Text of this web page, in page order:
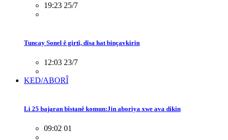
19:23 25/7
Tuncay Sonel ê girtî, dîsa hat binçavkirin
12:03 23/7
KED/ABORÎ
Li 25 bajaran bîstanê komun:Jin aboriya xwe ava dikin
09:02 01